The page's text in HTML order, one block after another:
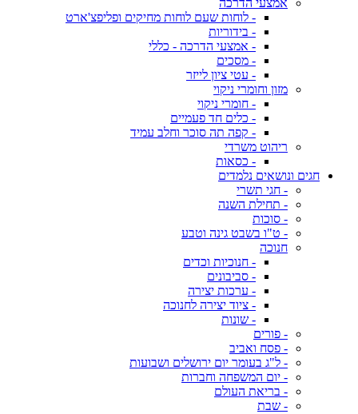
אמצעי הדרכה
- לוחות שעם לוחות מחיקים ופליפצ'ארט
- בידוריות
- אמצעי הדרכה - כללי
- מסכים
- עטי ציון לייזר
מזון וחומרי ניקוי
- חומרי ניקוי
- כלים חד פעמיים
- קפה תה סוכר וחלב עמיד
ריהוט משרדי
- כסאות
חגים ונושאים נלמדים
- חגי תשרי
- תחילת השנה
- סוכות
- ט"ו בשבט גינה וטבע
חנוכה
- חנוכיות וכדים
- סביבונים
- ערכות יצירה
- ציוד יצירה לחנוכה
- שונות
- פורים
- פסח ואביב
- ל"ג בעומר יום ירושלים ושבועות
- יום המשפחה וחברות
- בריאת העולם
- שבת